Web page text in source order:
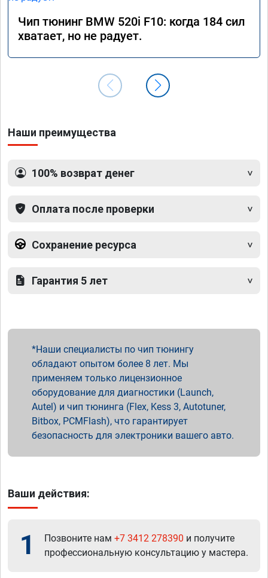
Чип тюнинг BMW 520i F10: когда 184 сил
хватает, но не радует.
Наши преимущества
100% возврат денег
Оплата после проверки
Сохранение ресурса
Гарантия 5 лет
Наши специалисты по чип тюнингу
обладают опытом более 8 лет. Мы
применяем только лицензионное
оборудование для диагностики (Launch,
Autel) и чип тюнинга (Flex, Kess 3, Autotuner,
Bitbox, PCMFlash), что гарантирует
безопасность для электроники вашего авто.
Ваши действия:
1 Позвоните нам +7 3412 278390 и получите
профессиональную консультацию у мастера.